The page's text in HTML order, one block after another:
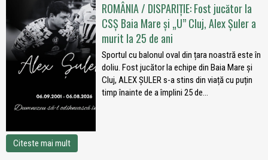
ROMÂNIA / DISPARIȚIE: Fost jucător la
CSȘ Baia Mare și „U” Cluj, Alex Șuler a
murit la 25 de ani
Sportul cu balonul oval din țara noastră este în
doliu. Fost jucător la echipe din Baia Mare și
Cluj, ALEX ȘULER s-a stins din viață cu puțin
timp înainte de a împlini 25 de...
Citeste mai mult